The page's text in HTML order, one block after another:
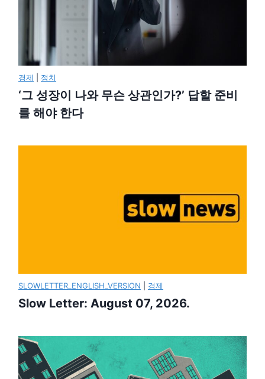
경제 정치
‘그 성장이 나와 무슨 상관인가?’ 답할 준비
를 해야 한다
SLOWLETTER_ENGLISH_VERSION 경제
Slow Letter: August 07, 2026.